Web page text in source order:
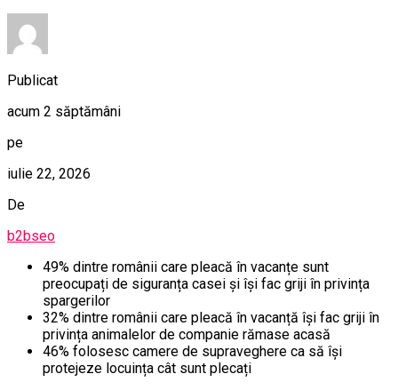
Publicat
acum 2 săptămâni
pe
iulie 22, 2026
De
b2bseo
49% dintre românii care pleacă în vacanțe sunt
preocupați de siguranța casei și își fac griji în privința
spargerilor
32% dintre românii care pleacă în vacanță își fac griji în
privința animalelor de companie rămase acasă
46% folosesc camere de supraveghere ca să își
protejeze locuința cât sunt plecați